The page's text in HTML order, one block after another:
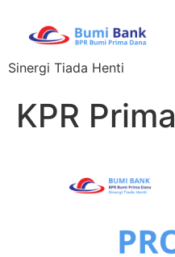
Sinergi Tiada Henti
KPR Prima